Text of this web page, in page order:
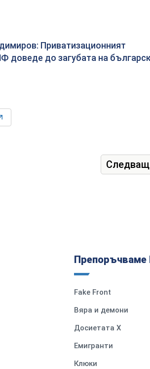
Приватизационният
доведе до загубата на
Препоръчваме
Fake Front
Вяра и демони
Досиетата Х
Емигранти
Клюки